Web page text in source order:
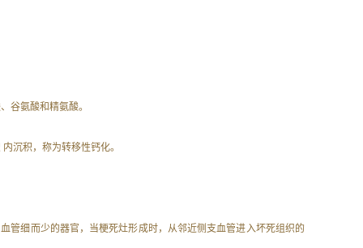
谷氨酸和精氨酸。
沉积，称为转移性钙化。
管细而少的器官，当梗死灶形成时，从邻近侧支血管进入坏死组织的